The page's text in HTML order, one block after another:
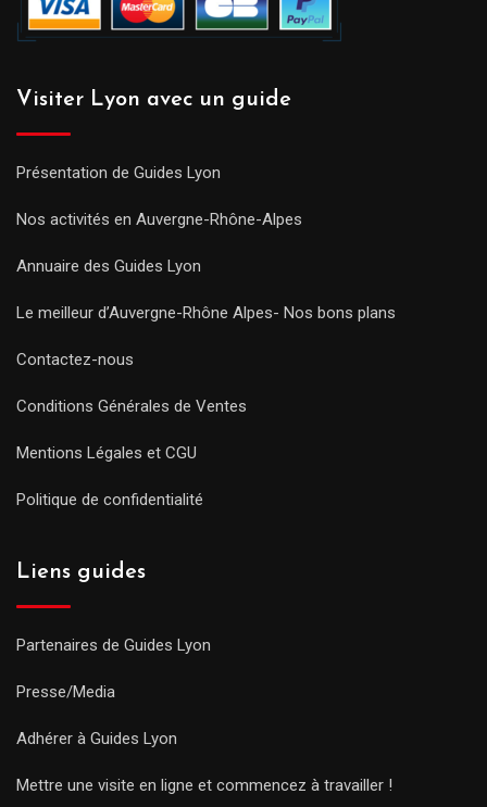
Visiter Lyon avec un guide
Présentation de Guides Lyon
Nos activités en Auvergne-Rhône-Alpes
Annuaire des Guides Lyon
Le meilleur d’Auvergne-Rhône Alpes- Nos bons plans
Contactez-nous
Conditions Générales de Ventes
Mentions Légales et CGU
Politique de confidentialité
Liens guides
Partenaires de Guides Lyon
Presse/Media
Adhérer à Guides Lyon
Mettre une visite en ligne et commencez à travailler !